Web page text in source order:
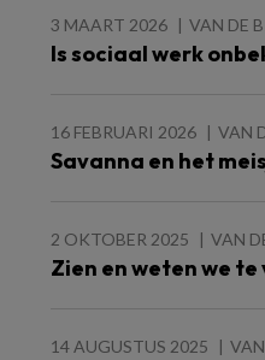
3 MAART 2026 VAN DE
Is sociaal werk
16 FEBRUARI 2026 VAN
Savanna en het
2 OKTOBER 2025 VAN
Zien en weten we te
14 AUGUSTUS 2025